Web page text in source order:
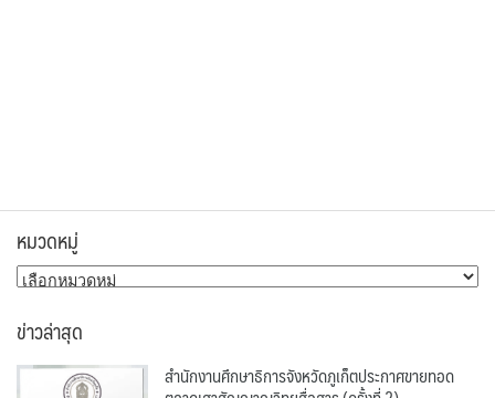
หมวดหมู่
หมวด
ข่าวล่าสุด
สำนักงานศึกษาธิการจังหวัดภูเก็ตประกาศขายทอด